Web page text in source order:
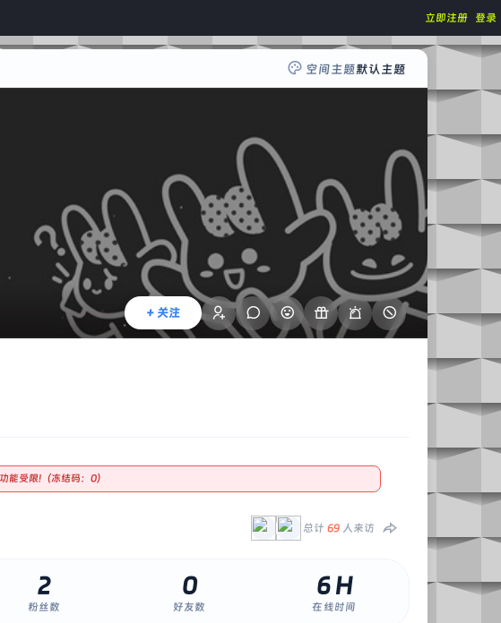
立即注册 登录
空间主题默认主题
+ 关注
能受限!（冻结码：0）
总计 69 人来访
2
粉丝数
0
好友数
6 H
在线时间